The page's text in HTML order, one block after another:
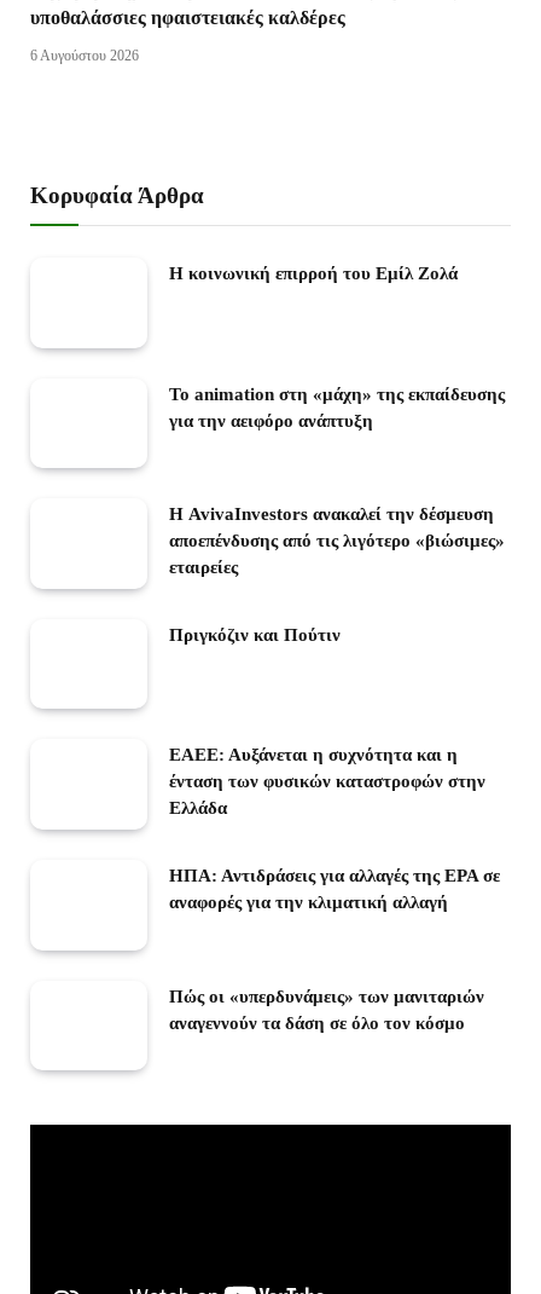
υποθαλάσσιες ηφαιστειακές καλδέρες
6 Αυγούστου 2026
Κορυφαία Άρθρα
Η κοινωνική επιρροή του Εμίλ Ζολά
Το animation στη «μάχη» της εκπαίδευσης
για την αειφόρο ανάπτυξη
Η AvivaInvestors ανακαλεί την δέσμευση
αποεπένδυσης από τις λιγότερο «βιώσιμες»
εταιρείες
Πριγκόζιν και Πούτιν
ΕΑΕΕ: Αυξάνεται η συχνότητα και η
ένταση των φυσικών καταστροφών στην
Ελλάδα
ΗΠΑ: Αντιδράσεις για αλλαγές της EPA σε
αναφορές για την κλιματική αλλαγή
Πώς οι «υπερδυνάμεις» των μανιταριών
αναγεννούν τα δάση σε όλο τον κόσμο